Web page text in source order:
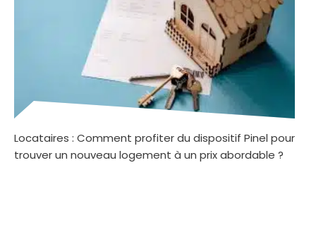
Locataires : Comment profiter du dispositif Pinel pour
trouver un nouveau logement à un prix abordable ?